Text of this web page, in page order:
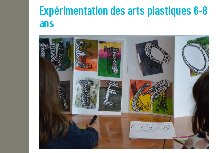
Expérimentation des arts plastiques 6-8
ans